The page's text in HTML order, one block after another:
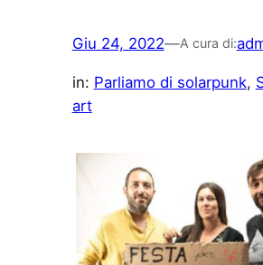
Giu 24, 2022—A cura di:
in: Parliamo di solarpunk,
art